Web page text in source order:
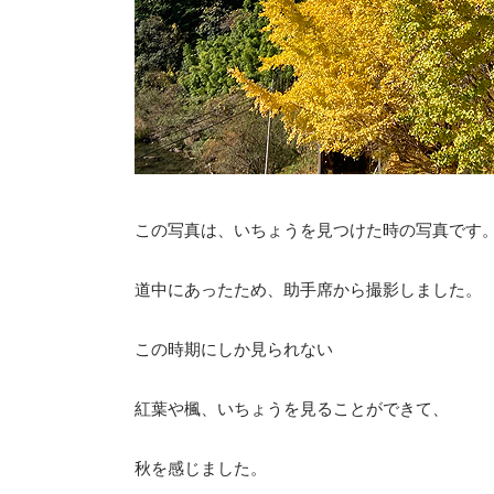
この写真は、いちょうを見つけた時の写真です
道中にあったため、助手席から撮影しました。
この時期にしか見られない
紅葉や楓、いちょうを見ることができて、
秋を感じました。